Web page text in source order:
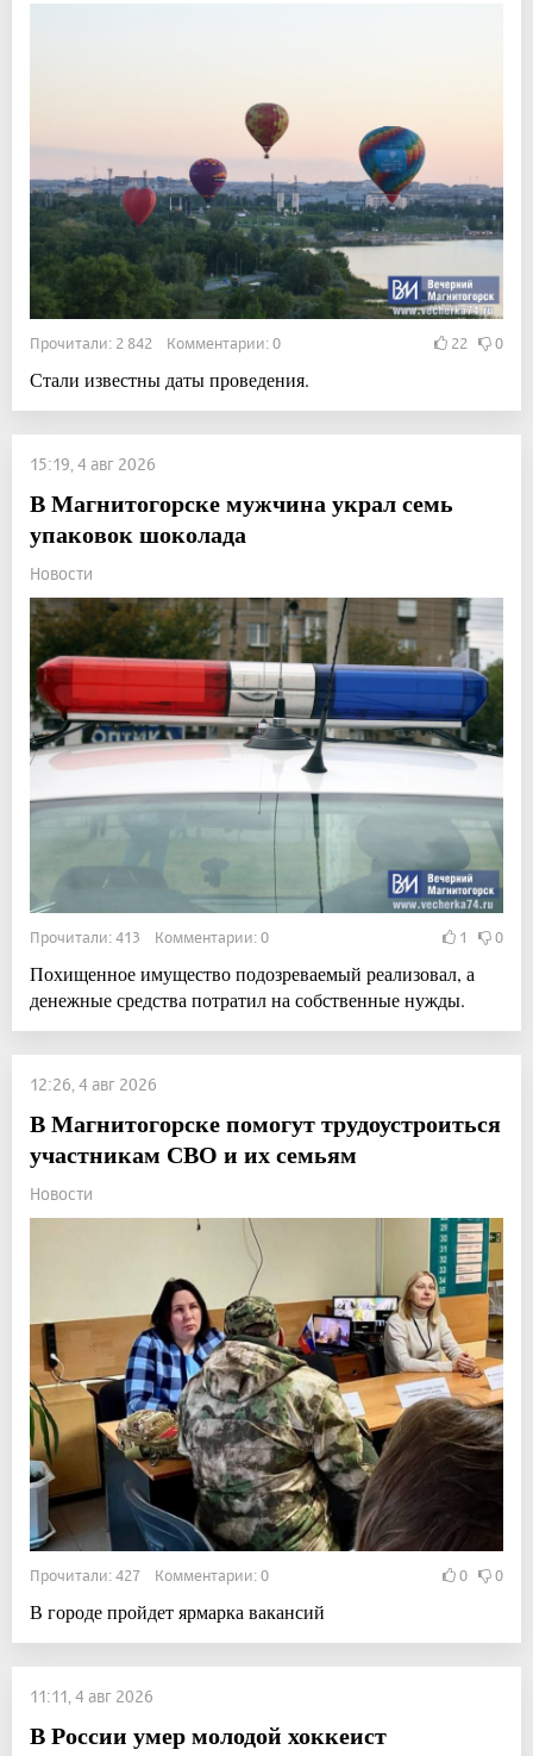
Прочитали: 2 842 Комментарии: 0 22 0
Стали известны даты проведения.
15:19, 4 авг 2026
В Магнитогорске мужчина украл семь
упаковок шоколада
Новости
Прочитали: 413 Комментарии: 0 1 0
Похищенное имущество подозреваемый реализовал, а
денежные средства потратил на собственные нужды.
12:26, 4 авг 2026
В Магнитогорске помогут трудоустроиться
участникам СВО и их семьям
Новости
Прочитали: 427 Комментарии: 0 0 0
В городе пройдет ярмарка вакансий
11:11, 4 авг 2026
В России умер молодой хоккеист